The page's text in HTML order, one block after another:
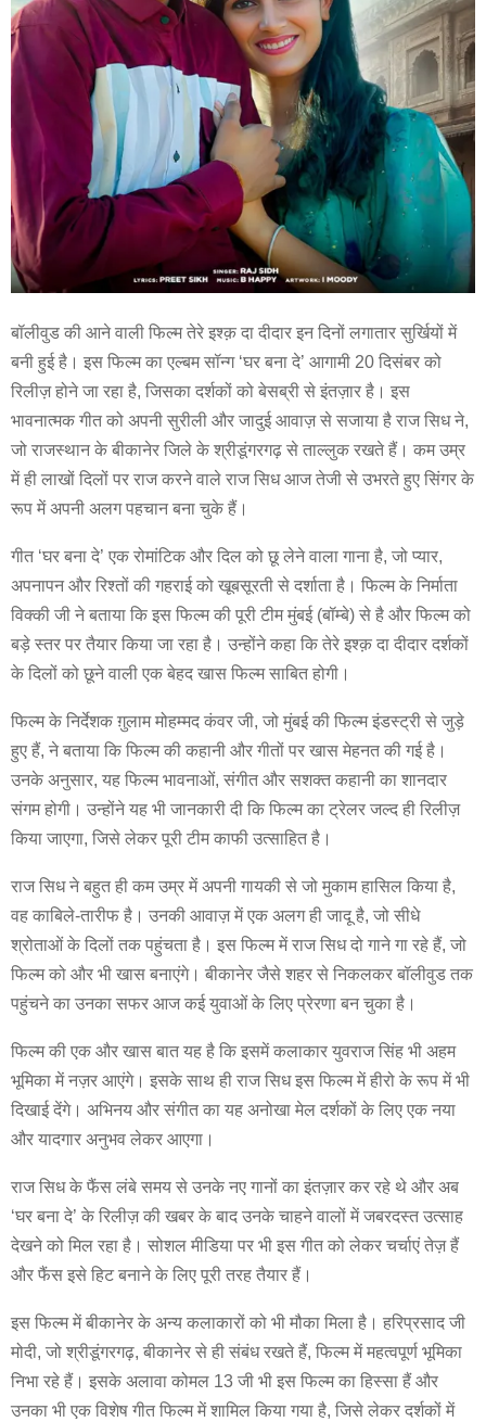
बॉलीवुड की आने वाली फिल्म तेरे इश्क़ दा दीदार इन दिनों लगातार सुर्खियों में
बनी हुई है। इस फिल्म का एल्बम सॉन्ग ‘घर बना दे’ आगामी 20 दिसंबर को
रिलीज़ होने जा रहा है, जिसका दर्शकों को बेसब्री से इंतज़ार है। इस
भावनात्मक गीत को अपनी सुरीली और जादुई आवाज़ से सजाया है राज सिध ने,
जो राजस्थान के बीकानेर जिले के श्रीडूंगरगढ़ से ताल्लुक रखते हैं। कम उम्र
में ही लाखों दिलों पर राज करने वाले राज सिध आज तेजी से उभरते हुए सिंगर के
रूप में अपनी अलग पहचान बना चुके हैं।
गीत ‘घर बना दे’ एक रोमांटिक और दिल को छू लेने वाला गाना है, जो प्यार,
अपनापन और रिश्तों की गहराई को खूबसूरती से दर्शाता है। फिल्म के निर्माता
विक्की जी ने बताया कि इस फिल्म की पूरी टीम मुंबई (बॉम्बे) से है और फिल्म को
बड़े स्तर पर तैयार किया जा रहा है। उन्होंने कहा कि तेरे इश्क़ दा दीदार दर्शकों
के दिलों को छूने वाली एक बेहद खास फिल्म साबित होगी।
फिल्म के निर्देशक ग़ुलाम मोहम्मद कंवर जी, जो मुंबई की फिल्म इंडस्ट्री से जुड़े
हुए हैं, ने बताया कि फिल्म की कहानी और गीतों पर खास मेहनत की गई है।
उनके अनुसार, यह फिल्म भावनाओं, संगीत और सशक्त कहानी का शानदार
संगम होगी। उन्होंने यह भी जानकारी दी कि फिल्म का ट्रेलर जल्द ही रिलीज़
किया जाएगा, जिसे लेकर पूरी टीम काफी उत्साहित है।
राज सिध ने बहुत ही कम उम्र में अपनी गायकी से जो मुकाम हासिल किया है,
वह काबिले-तारीफ है। उनकी आवाज़ में एक अलग ही जादू है, जो सीधे
श्रोताओं के दिलों तक पहुंचता है। इस फिल्म में राज सिध दो गाने गा रहे हैं, जो
फिल्म को और भी खास बनाएंगे। बीकानेर जैसे शहर से निकलकर बॉलीवुड तक
पहुंचने का उनका सफर आज कई युवाओं के लिए प्रेरणा बन चुका है।
फिल्म की एक और खास बात यह है कि इसमें कलाकार युवराज सिंह भी अहम
भूमिका में नज़र आएंगे। इसके साथ ही राज सिध इस फिल्म में हीरो के रूप में भी
दिखाई देंगे। अभिनय और संगीत का यह अनोखा मेल दर्शकों के लिए एक नया
और यादगार अनुभव लेकर आएगा।
राज सिध के फैंस लंबे समय से उनके नए गानों का इंतज़ार कर रहे थे और अब
‘घर बना दे’ के रिलीज़ की खबर के बाद उनके चाहने वालों में जबरदस्त उत्साह
देखने को मिल रहा है। सोशल मीडिया पर भी इस गीत को लेकर चर्चाएं तेज़ हैं
और फैंस इसे हिट बनाने के लिए पूरी तरह तैयार हैं।
इस फिल्म में बीकानेर के अन्य कलाकारों को भी मौका मिला है। हरिप्रसाद जी
मोदी, जो श्रीडूंगरगढ़, बीकानेर से ही संबंध रखते हैं, फिल्म में महत्वपूर्ण भूमिका
निभा रहे हैं। इसके अलावा कोमल 13 जी भी इस फिल्म का हिस्सा हैं और
उनका भी एक विशेष गीत फिल्म में शामिल किया गया है, जिसे लेकर दर्शकों में